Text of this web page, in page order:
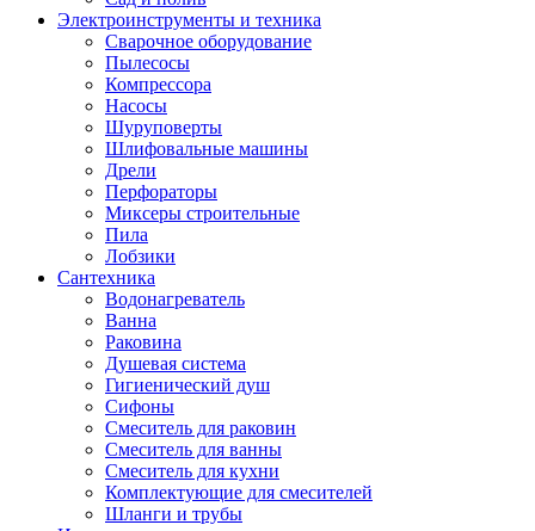
Электроинструменты и техника
Сварочное оборудование
Пылесосы
Компрессора
Насосы
Шуруповерты
Шлифовальные машины
Дрели
Перфораторы
Миксеры строительные
Пила
Лобзики
Сантехника
Водонагреватель
Ванна
Раковина
Душевая система
Гигиенический душ
Сифоны
Смеситель для раковин
Смеситель для ванны
Смеситель для кухни
Комплектующие для смесителей
Шланги и трубы